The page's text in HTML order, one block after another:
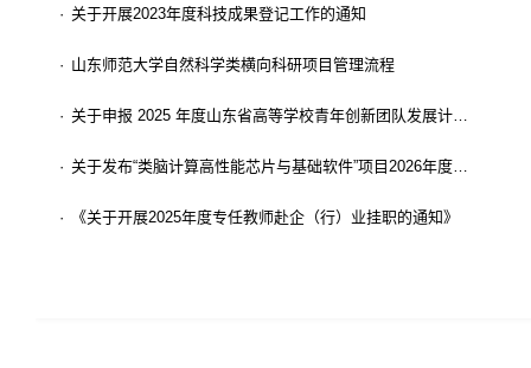
· 关于开展2023年度科技成果登记工作的通知
· 山东师范大学自然科学类横向科研项目管理流程
· 关于申报 2025 年度山东省高等学校青年创新团队发展计划的通知
· 关于发布“类脑计算高性能芯片与基础软件”项目2026年度公开项目申报指南的通知
· 《关于开展2025年度专任教师赴企（行）业挂职的通知》